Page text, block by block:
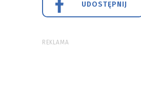
UDOSTĘPNIJ
REKLAMA